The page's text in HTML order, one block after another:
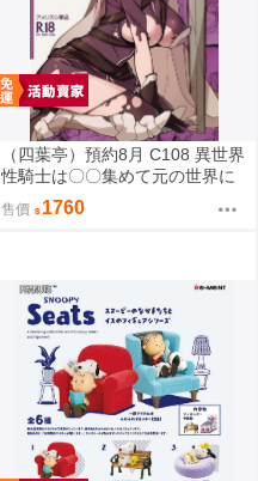
（四葉亭）預約8月 C108 異世界
性騎士は〇〇集めて元の世界に
帰りたい 特典：B2掛軸 菊池政
治
售價 1760